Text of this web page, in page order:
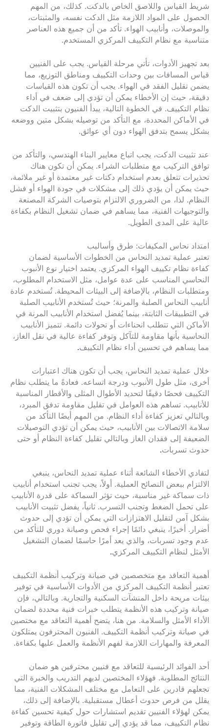
شريط القياس واللاصق الخاص بالدكت. كذلك، من المهم
الحصول على المواد اللازمة مثل الدكت نفسه، والمثبتات،
والموصلات، وأنابيب الهواء. تأكد من أن جميع هذه العناصر
متناسبة مع نظام التكييف المركزي المستخدم.
بعد تجهيز الأدوات، تأتي مرحلة القياس. يجب على الفنيين
قياس المسافات بين وحدات التكييف ومناطق التوزيع، مما
يضمن تقليل الفقد في الهواء. يجب أن تكون هذه القياسات
دقيقة، حيث إن الأخطاء يمكن أن تؤدي إلى ضعف في أداء
نظام التكييف. في الخطوة التالية، يبدأ الفنيون بتثبيت الدكت
في الأماكن المحددة، مع التأكد من توصيله بشكل متين ووضعه
بشكل يسمح بتدفق الهواء دون أي عوائق.
عند تثبيت الدكت، يجب اتباع معايير البناء الهندسي، والتأكد من
توافق التركيب مع متطلبات الشراء. يمكن أن تكون هناك
تحذيرات تتعلق بعدم استخدام دكتات غير معتمدة أو غير ملائمة،
حيث يمكن أن يؤدي ذلك إلى مشكلات في جودة الهواء أو فشل
النظام. لذا، من الضروري الالتزام بتوصيات الشركة المصنعة
والتوجيهات الفنية، مما يساهم في ضمان تشغيل النظام بكفاءة
عالية على المدى الطويل.
امتداد نحاس المكيفات: طرق وأساليب
تعتبر عملية تمديد النحاس من الخطوات الأساسية لضمان
كفاءة نظام تكييف الهواء المركزي. يعتمد اختيار نوع الأنبوب
النحاسي المناسب على عدة عوامل، مثل الاستخدام المطلوب،
ومتطلبات النظام، بالإضافة إلى البيئات المحيطة. تُستخدم عادة
أنابيب النحاس الصلبة والمرنة؛ حيث تُستخدم الأنابيب الصلبة
في التطبيقات الثابتة، بينما يُفضل استخدام الأنابيب المرنة في
الأماكن التي تتطلب انحناءات أو تحولات دائمة. تتميز الأنابيب
النحاسية بأنها مقاومة للتآكل وتوفر كفاءة عالية في نقل الغاز،
مما يساهم في تحسين أداء نظام التكييف.
خلال عملية تمديد النحاس، يجب أن تكون هناك اعتبارات
أخرى، مثل طول الأنبوب ودرجة اتساعه. فعادةً ما يتطلب نظام
التكييف فحصًا دقيقًا لتحديد الأطوال المثلى والأقطار المناسبة
للأنابيب. تساهم هذه العوامل في تقليل مقاومة تدفق المبرد،
وبالتالي تعزيز كفاءة أداء النظام. من المهم أيضًا التأكد من
سلامة الاتصالات بين الأنابيب، حيث يمكن أن تؤدي التوصيلات
الضعيفة إلى فقدان الغاز وبالتالي تقليل كفاءة النظام أو حتى
حدوث تسربات.
لتفادي الأخطاء الشائعة أثناء عملية تمديد النحاس، ينبغي
الالتزام ببعض النصائح العملية. أولاً، يجب تجنب استخدام أنابيب
ذات سماكة غير مناسبة، حيث تؤثر السماكة على قدرة الأنابيب
على تحمل الضغط وتجنب التسرب. ثانياً، يفضل تثبيت الأنابيب
بشكل آمن لتقليل الاهتزازات التي يمكن أن تؤدي إلى حدوث
أضرار. أخيرًا، ينبغي دائمًا إجراء فحص وصيانة دوري للتأكد من
عدم وجود تسربات، والذي يعد أمرًا حاسمًا لضمان التشغيل
الأمثل لنظام التكييف المركزي.
أهمية التعاقد مع متخصصين في صيانة وتركيب أنظمة التكييف
تعتبر أنظمة التكييف المركزي من الأدوات الأساسية في توفير
بيئات مريحة داخل المنشآت السكنية والتجارية. وبالتالي، فإن
صيانة وتركيب هذه الأنظمة يتطلب خبرات فنية محددة لضمان
الأداء الأمثل والسلامة. من هنا، يتضح أهمية التعاقد مع مختصين
في صيانة وتركيب أنظمة التكييف. الفنيون المحترفون يمتلكون
المعرفة والمهارات اللازمة لفهم الأنظمة والعمل عليها بكفاءة.
أحد الفوائد الرئيسية للتعاقد مع فنيين محترفين هو ضمان
النتائج المطلوبة. فهؤلاء المختصين لديهم التدريب والخبرة التي
تجعلهم قادرين على التعامل مع مختلف المشكلات الفنية، مما
يقلل من فرص حدوث أعطال مستقبلية. بالإضافة إلى ذلك،
يمكن لهؤلاء الفنيين تقديم استشارات حول كيفية تحسين كفاءة
نظام التكييف، مما قد يؤدي إلى تقليل فاتورة الطاقة وتوفير